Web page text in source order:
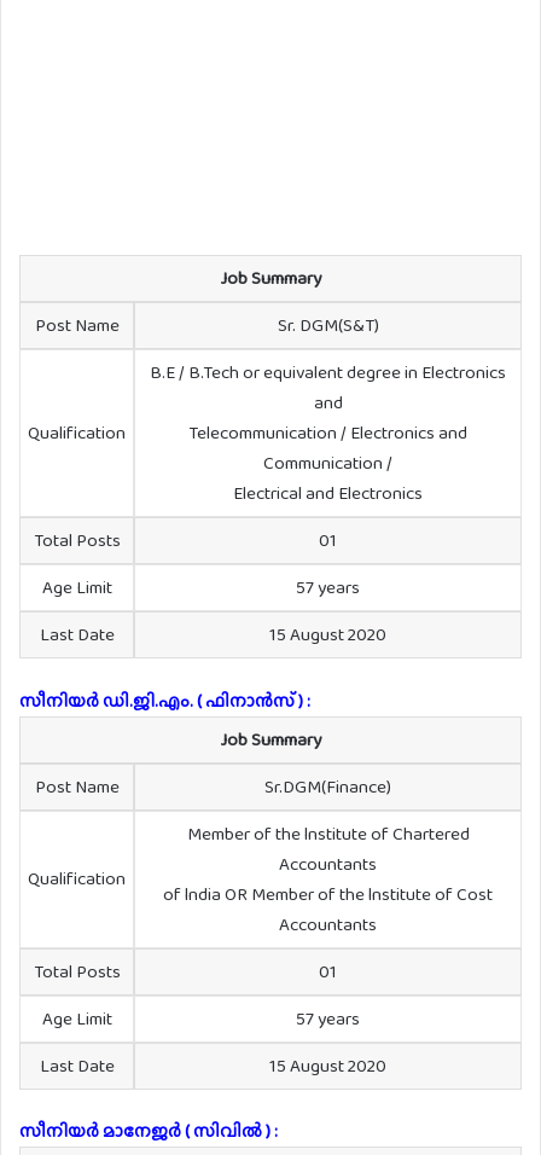
Job Summary
Post Name
Sr. DGM(S&T)
Qualification
B.E / B.Tech or equivalent degree in Electronics
and
Telecommunication / Electronics and
Communication /
Electrical and Electronics
Total Posts
01
Age Limit
57 years
Last Date
15 August 2020
സീനിയർ ഡി.ജി.എം. ( ഫിനാൻസ് ) :
Job Summary
Post Name
Sr.DGM(Finance)
Qualification
Member of the lnstitute of Chartered
Accountants
of lndia OR Member of the lnstitute of Cost
Accountants
Total Posts
01
Age Limit
57 years
Last Date
15 August 2020
സീനിയർ മാനേജർ ( സിവിൽ ) :